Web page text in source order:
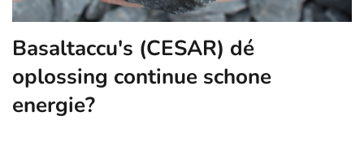
Basaltaccu's (CESAR) dé
oplossing continue schone
energie?